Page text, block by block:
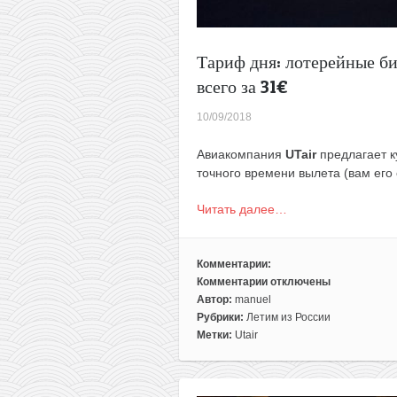
Тариф дня: лотерейные
всего за 31€
10/09/2018
Авиакомпания UTairпредлагает
точного времени вылета (вам его
Читать далее…
Комментарии:
Комментарии
к
записи
Тариф
лотерейные
отключены
Автор: manuel
Рубрики: Летим из России
Метки: Utair